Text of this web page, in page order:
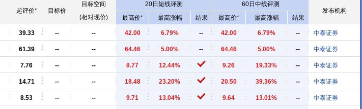
起评价* 目标价
目标空间
(相对现价)
20日短线评测
60日中线评测
发布机构
最高价*
最高涨幅 结果 最高价* 最高涨幅 结果
39.33 -- -- 42.00 6.79% -- 42.00 6.79% -- 中泰证券
61.39 -- -- 64.46 5.00% -- 64.46 5.00% -- 中泰证券
7.76 -- -- 8.77 12.44% 9.26 19.33% -- 中泰证券
14.71 -- -- 18.48 23.20% 20.50 39.36% -- 中泰证券
8.53 -- -- 9.71 13.04% 9.64 13.01% -- 中泰证券